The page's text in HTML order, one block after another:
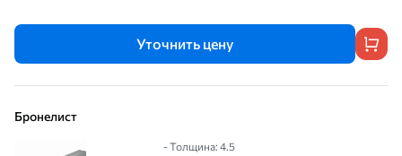
Уточнить цену
Бронелист
- Толщина: 4.5